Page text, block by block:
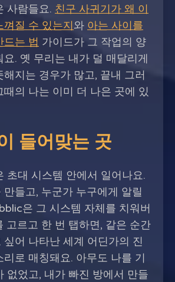
사람들요. 친구 사귀기가 왜 이
껴질 수 있는지와 아는 사이를
드는 법 가이드가 그 작업의 양
요. 옛 무리는 내가 덜 매달리게
해지는 경우가 많고, 끝내 그러
때의 나는 이미 더 나은 곳에 있
들어맞는 곳
초대 시스템 안에서 일어나요.
만들고, 누군가 누구에게 알릴
은 그 시스템 자체를 치워버
고르고 한 번 탭하면, 같은 순간
싶어 나타난 세계 어딘가의 진
로 매칭돼요. 아무도 나를 기
없었고, 내가 빠진 방에서 만들